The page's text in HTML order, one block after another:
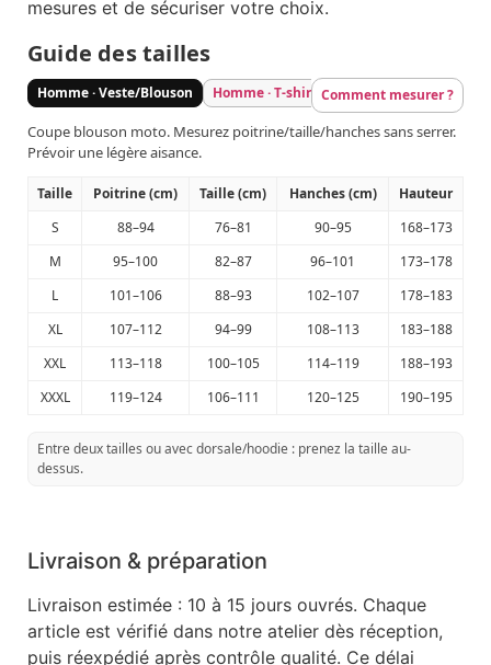
mesures et de sécuriser votre choix.
Guide des tailles
Homme · Veste/Blouson Homme · T-shirt/Sweat Homme ·
Comment mesurer ?
Coupe blouson moto. Mesurez poitrine/taille/hanches sans serrer.
Prévoir une légère aisance.
Taille Poitrine (cm) Taille (cm) Hanches (cm)
Hauteur
S
88–94 76–81 90–95
168–173
M
95–100 82–87 96–101
173–178
L
101–106 88–93 102–107
178–183
XL
107–112 94–99 108–113
183–188
XXL
113–118 100–105 114–119
188–193
XXXL
119–124 106–111 120–125 190–195
Entre deux tailles ou avec dorsale/hoodie : prenez la taille au-
dessus.
Livraison & préparation
Livraison estimée : 10 à 15 jours ouvrés. Chaque
article est vérifié dans notre atelier dès réception,
puis réexpédié après contrôle qualité. Ce délai